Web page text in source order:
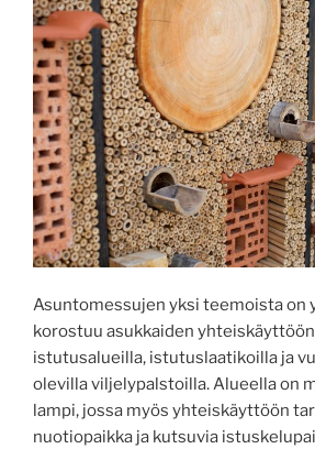
Asuntomessujen yksi teemoista on
korostuu asukkaiden
istutusalueilla, istutuslaatikoilla ja
olevilla viljelypalstoilla. Alueella on
lampi, jossa myös yhteiskäyttöön
nuotiopaikka ja kutsuvia